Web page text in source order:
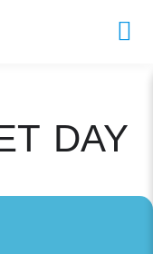
DAY